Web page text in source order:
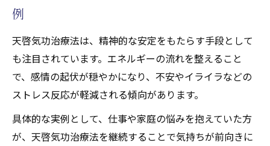
例
天啓気功治療法は、精神的な安定をもたらす手段として
も注目されています。エネルギーの流れを整えること
で、感情の起伏が穏やかになり、不安やイライラなどの
ストレス反応が軽減される傾向があります。
具体的な実例として、仕事や家庭の悩みを抱えていた方
が、天啓気功治療法を継続することで気持ちが前向きに